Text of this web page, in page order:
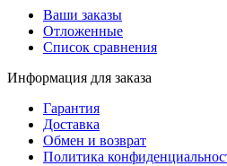
Ваши заказы
Отложенные
Список сравнения
Информация для заказа
Гарантия
Доставка
Обмен и возврат
Политика